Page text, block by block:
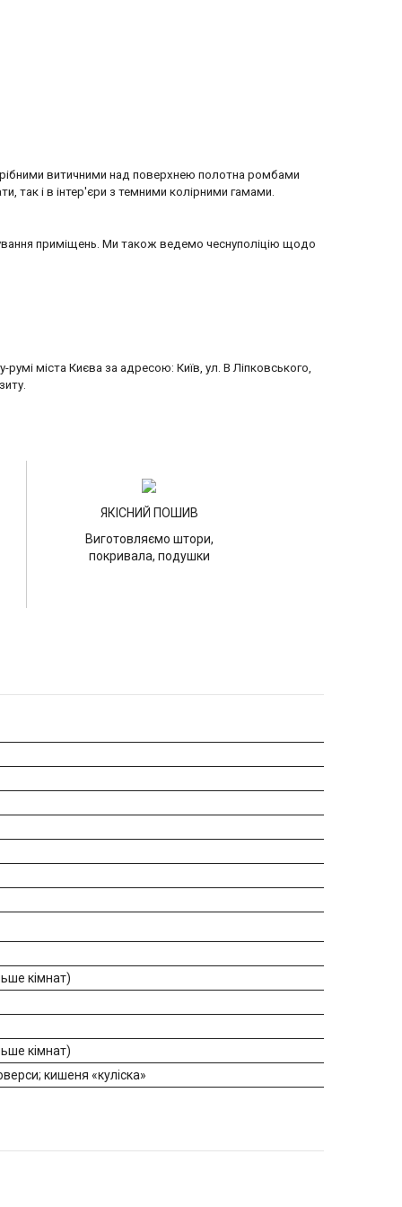
витичними над поверхнею полотна ромбами
так і в інтер'єри з темними колірними гамами.
приміщень. Ми також ведемо чеснуполіцію щодо
міста Києва за адресою: Київ, ул. В Ліпковського,
ЯКІСНИЙ ПОШИВ
Виготовляємо штори,
покривала, подушки
кімнат)
кімнат)
кишеня «куліска»